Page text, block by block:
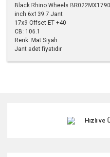
Black Rhino Wheels
inch 6x139.7 Jant
17x9 Offset ET +40
CB: 106.1
Renk: Mat Siyah
Jant adet fiyatıdır
Ürün resmi kalitesiz, bozuk
Hızlı